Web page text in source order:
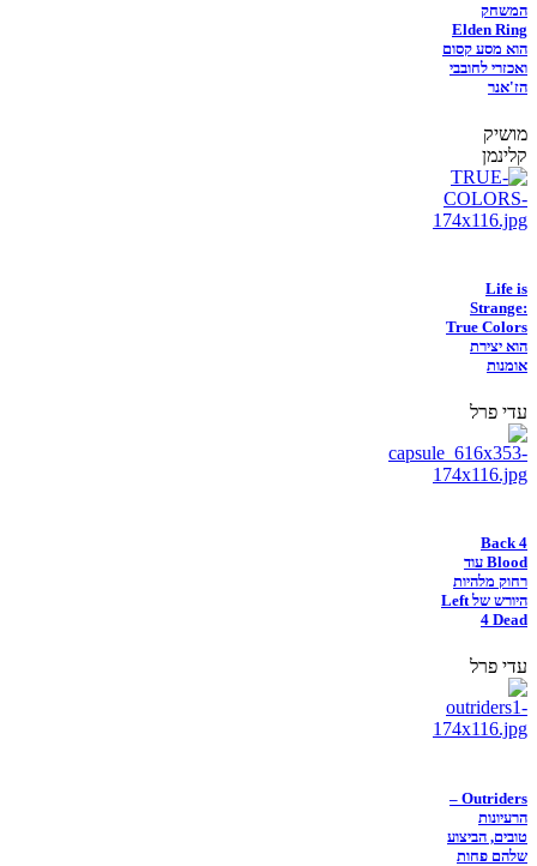
המשחק
Elden Ring
הוא מסע קסום
ואכזרי לחובבי
הז'אנר
מושיק
קלינמן
Life is
Strange:
True Colors
הוא יצירת
אומנות
עדי פרל
Back 4
Blood עוד
רחוק מלהיות
היורש של Left
4 Dead
עדי פרל
Outriders –
הרעיונות
טובים, הביצוע
שלהם פחות